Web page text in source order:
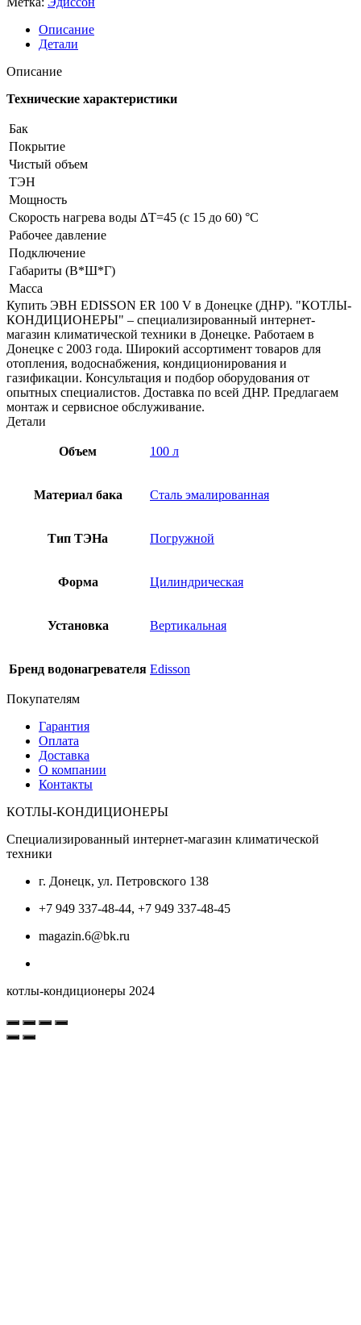
100
Описание
Детали
Описание
Технические характеристики
Бак
Покрытие
Чистый объем
ТЭН
Мощность
Скорость нагрева воды ∆Т=45 (с 15 до 60) °С
Рабочее давление
Подключение
Габариты (В*Ш*Г)
Масса
Купить ЭВН EDISSON ER 100 V в Донецке (ДНР). "КОТЛЫ-
КОНДИЦИОНЕРЫ" – специализированный интернет-
магазин климатической техники в Донецке. Работаем в
Донецке с 2003 года. Широкий ассортимент товаров для
отопления, водоснабжения, кондиционирования и
газификации. Консультация и подбор оборудования от
опытных специалистов. Доставка по всей ДНР. Предлагаем
монтаж и сервисное обслуживание.
Детали
Объем 100 л
Материал бака Сталь эмалированная
Тип ТЭНа Погружной
Форма Цилиндрическая
Установка Вертикальная
Бренд водонагревателя Edisson
Покупателям
Гарантия
Оплата
Доставка
О компании
Контакты
КОТЛЫ-КОНДИЦИОНЕРЫ
Специализированный интернет-магазин климатической
техники
г. Донецк, ул. Петровского 138
+7 949 337-48-44, +7 949 337-48-45
magazin.6@bk.ru
котлы-кондиционеры 2024